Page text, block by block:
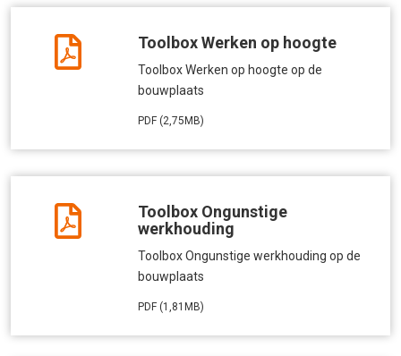
Toolbox Werken op hoogte
Toolbox Werken op hoogte op de
bouwplaats
PDF (2,75MB)
Toolbox Ongunstige
werkhouding
Toolbox Ongunstige werkhouding op de
bouwplaats
PDF (1,81MB)